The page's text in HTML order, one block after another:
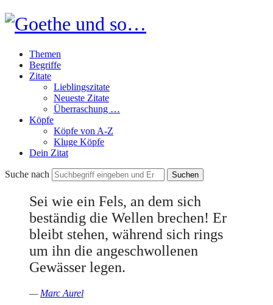
Goethe
und
so…
Themen
Begriffe
Zitate
Lieblingszitate
Neueste Zitate
Überraschung …
Köpfe
Köpfe von A-Z
Kluge Köpfe
Dein Zitat
Suche nach
Sei wie ein Fels, an dem sich
beständig die Wellen brechen! Er
bleibt stehen, während sich rings
um ihn die angeschwollenen
Gewässer legen.
— Marc Aurel